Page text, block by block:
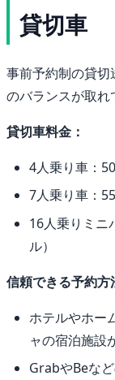
貸切車
事前予約制の貸
のバランスが取れ
貸切車料金：
4人乗り車：
7人乗り車：
16人乗りミニ
ル）
信頼できる予約方
ホテルやホー
ャの宿泊施設
GrabやBeな